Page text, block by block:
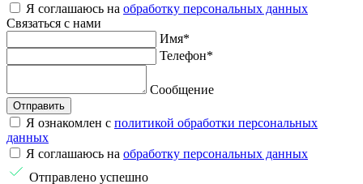
Я соглашаюсь на обработку персональных данных
Связаться с нами
Имя*
Телефон*
Сообщение
Отправить
Я ознакомлен с политикой обработки персональных
данных
Я соглашаюсь на обработку персональных данных
Отправлено успешно